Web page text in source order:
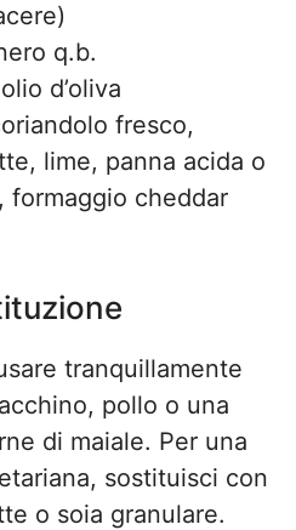
q.b.
d’oliva
fresco,
lime, panna acida o
formaggio cheddar
tranquillamente
pollo o una
di maiale. Per una
sostituisci con
o soia granulare.